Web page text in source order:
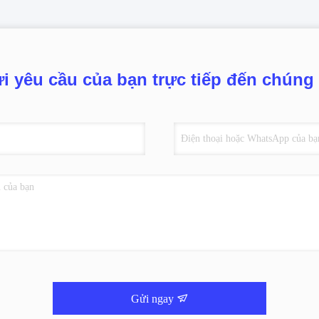
yêu cầu của bạn trực tiếp đến
Gửi ngay